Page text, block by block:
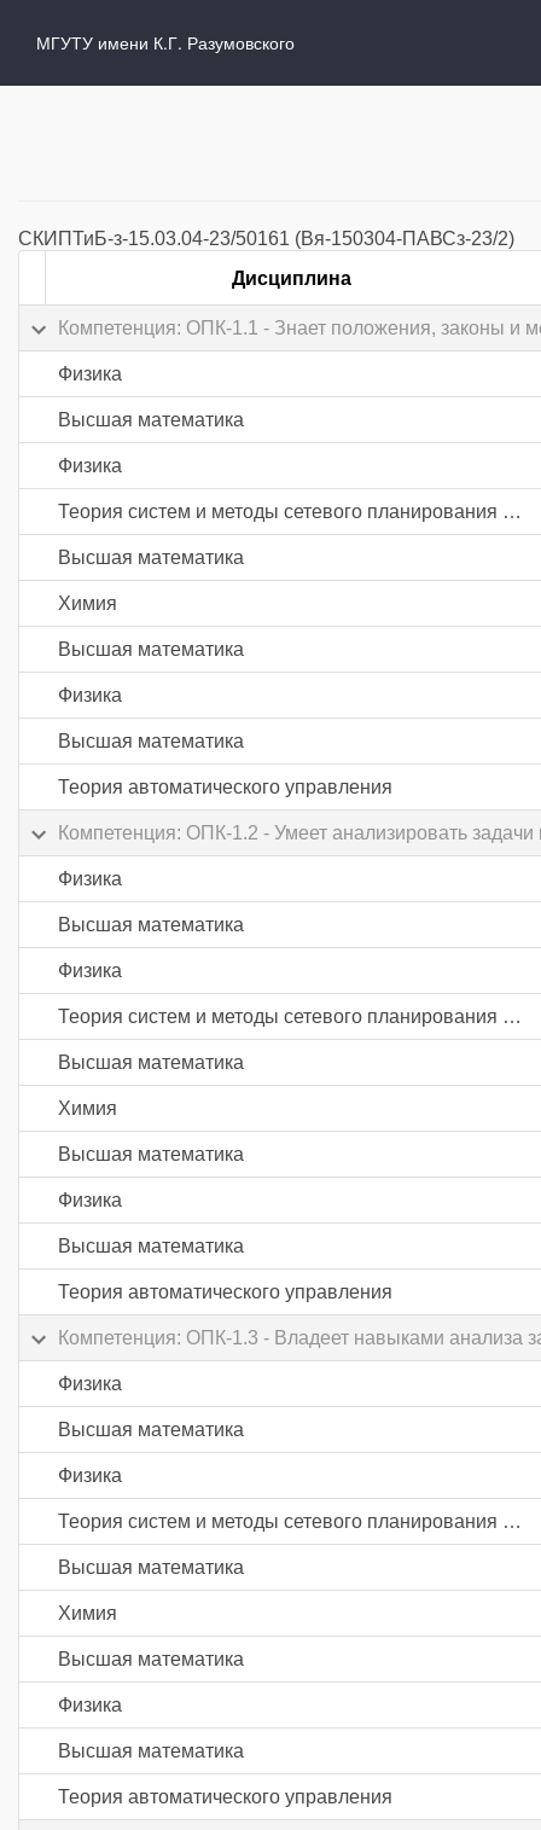
МГУТУ имени К.Г. Разумовского
СКИПТиБ-з-15.03.04-23/50161 (Вя-150304-ПАВСз-23/2)
Дисциплина
Компетенция: ОПК-1.1 - Знает положения, законы и
Физика
Высшая математика
Физика
Теория систем и методы сетевого планирования и управления
Высшая математика
Химия
Высшая математика
Физика
Высшая математика
Теория автоматического управления
Компетенция: ОПК-1.2 - Умеет анализировать
Физика
Высшая математика
Физика
Теория систем и методы сетевого планирования и управления
Высшая математика
Химия
Высшая математика
Физика
Высшая математика
Теория автоматического управления
Компетенция: ОПК-1.3 - Владеет навыками анализа
Физика
Высшая математика
Физика
Теория систем и методы сетевого планирования и управления
Высшая математика
Химия
Высшая математика
Физика
Высшая математика
Теория автоматического управления